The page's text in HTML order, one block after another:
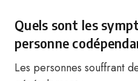
Quels sont les
personne
Les personnes souffrant